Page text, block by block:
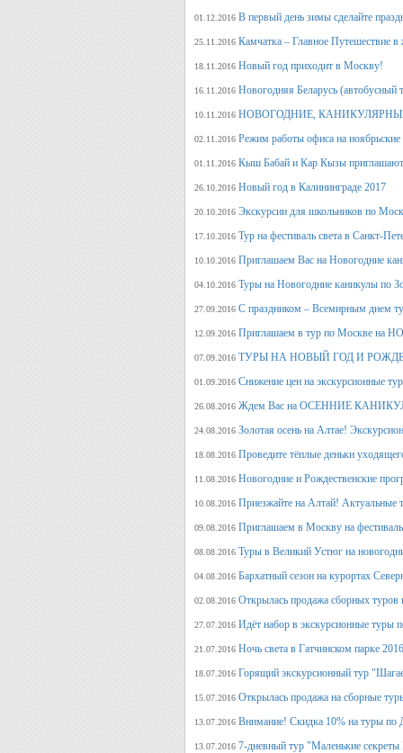
01.12.2016 В первый день зимы сделайте
25.11.2016 Камчатка – Главное Путешествие
18.11.2016 Новый год приходит в Москву!
16.11.2016 Новогодняя Беларусь
10.11.2016 НОВОГОДНИЕ,
02.11.2016 Режим работы офиса на ноябрьские
01.11.2016 Кыш Бабай и Кар Кызы
26.10.2016 Новый год в Калининграде 2017
20.10.2016 Экскурсии для школьников по
17.10.2016 Тур на фестиваль света в Санкт-
10.10.2016 Приглашаем Вас на Новогодние
04.10.2016 Туры на Новогодние каникулы по
27.09.2016 С праздником – Всемирным днем
12.09.2016 Приглашаем в тур по Москве на
07.09.2016 ТУРЫ НА НОВЫЙ ГОД И
01.09.2016 Снижение цен на экскурсионные
26.08.2016 Ждем Вас на ОСЕННИЕ
24.08.2016 Золотая осень на Алтае!
18.08.2016 Проведите тёплые деньки
11.08.2016 Новогодние и Рождественские
10.08.2016 Приезжайте на Алтай! Актуальные
09.08.2016 Приглашаем в Москву на
08.08.2016 Туры в Великий Устюг на
04.08.2016 Бархатный сезон на курортах
02.08.2016 Открылась продажа сборных туров
27.07.2016 Идёт набор в экскурсионные туры
21.07.2016 Ночь света в Гатчинском парке
18.07.2016 Горящий экскурсионный тур
15.07.2016 Открылась продажа на сборные
13.07.2016 Внимание! Скидка 10% на туры по
13.07.2016 7-дневный тур "Маленькие